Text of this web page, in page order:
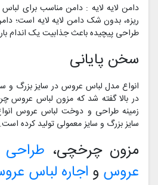
دامن لایه لایه : دامن مناسب برای
ریزه، بدون شک دامن لایه لایه است؛
طراحی پیچیده باعث جذابیت یک اندام
سخن پایانی
انواع مدل لباس عروس در سایز بزرگ و
در بالا گفته شد که مزون لباس عروس
زمینه طراحی و دوخت لباس عروس
سایز بزرگ و سایز معمولی تولید کرده است.
مزون چرخچی،
عروس و اجاره لباس